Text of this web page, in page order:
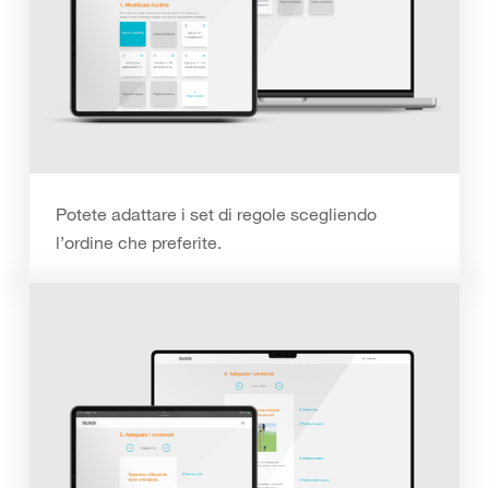
Potete adattare i set di regole scegliendo
l’ordine che preferite.